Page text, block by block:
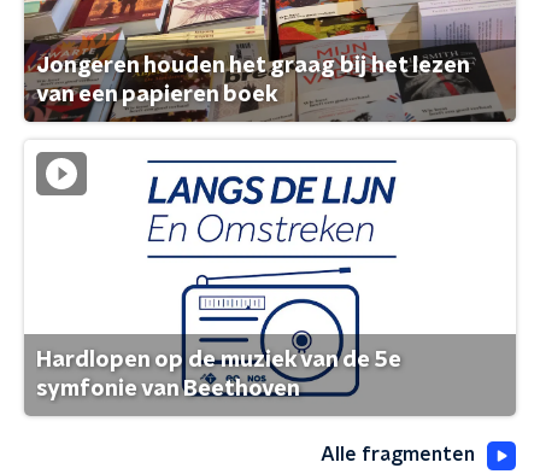
Jongeren houden het graag bij het lezen
van een papieren boek
Hardlopen op de muziek van de 5e
symfonie van Beethoven
Alle fragmenten